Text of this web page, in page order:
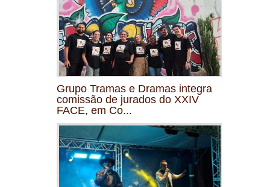
Grupo Tramas e Dramas integra
comissão de jurados do XXIV
FACE, em Co...